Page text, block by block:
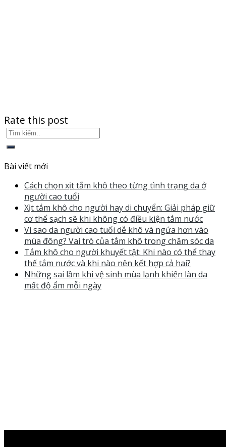
Rate this post
Bài viết mới
Cách chọn xịt tắm khô theo từng tình trạng da ở
người cao tuổi
Xịt tắm khô cho người hay di chuyển: Giải pháp giữ
cơ thể sạch sẽ khi không có điều kiện tắm nước
Vì sao da người cao tuổi dễ khô và ngứa hơn vào
mùa đông? Vai trò của tắm khô trong chăm sóc da
Tắm khô cho người khuyết tật: Khi nào có thể thay
thế tắm nước và khi nào nên kết hợp cả hai?
Những sai lầm khi vệ sinh mùa lạnh khiến làn da
mất độ ẩm mỗi ngày